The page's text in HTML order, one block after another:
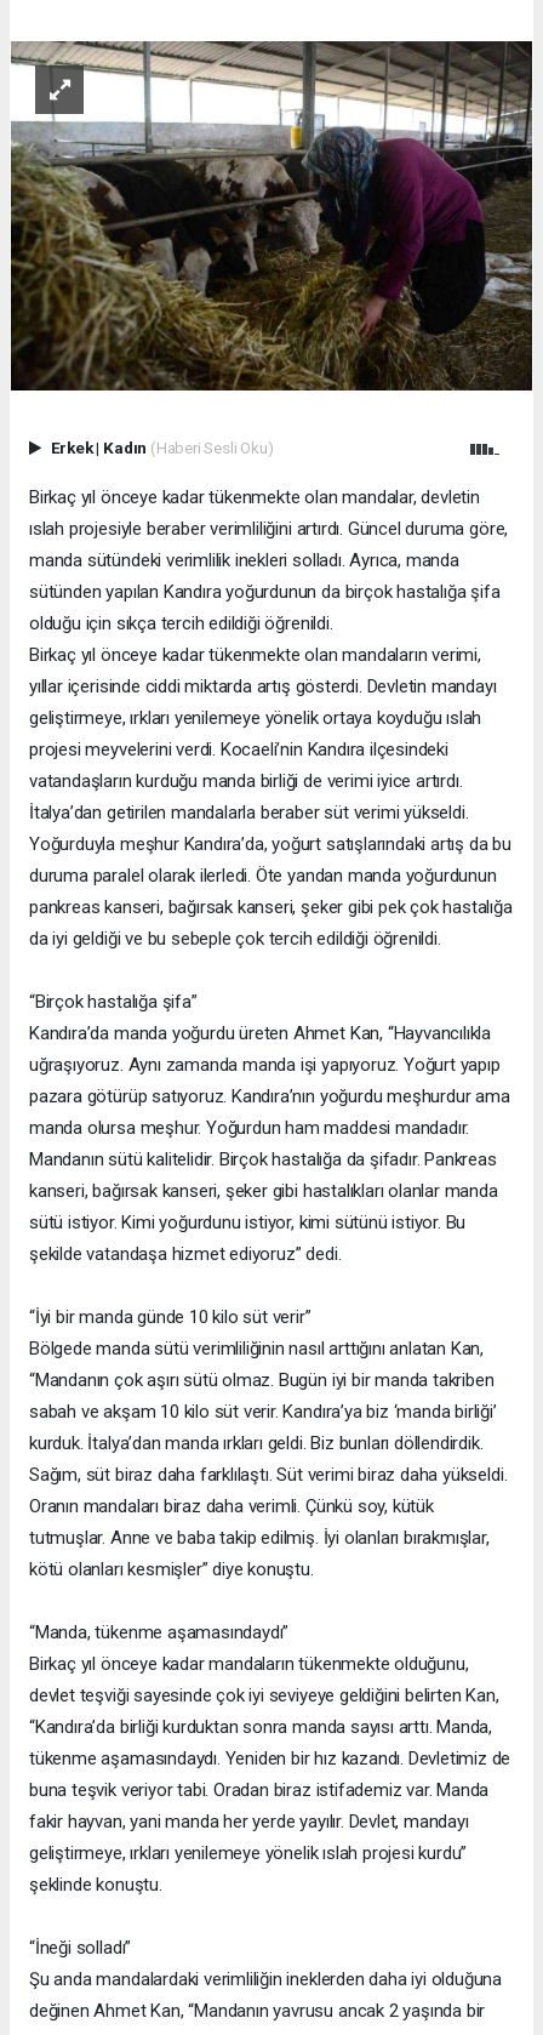
Erkek| Kadın (Haberi Sesli Oku)
Birkaç yıl önceye kadar tükenmekte olan mandalar, devletin
ıslah projesiyle beraber verimliliğini artırdı. Güncel duruma göre,
manda sütündeki verimlilik inekleri solladı. Ayrıca, manda
sütünden yapılan Kandıra yoğurdunun da birçok hastalığa şifa
olduğu için sıkça tercih edildiği öğrenildi.
Birkaç yıl önceye kadar tükenmekte olan mandaların verimi,
yıllar içerisinde ciddi miktarda artış gösterdi. Devletin mandayı
geliştirmeye, ırkları yenilemeye yönelik ortaya koyduğu ıslah
projesi meyvelerini verdi. Kocaeli’nin Kandıra ilçesindeki
vatandaşların kurduğu manda birliği de verimi iyice artırdı.
İtalya’dan getirilen mandalarla beraber süt verimi yükseldi.
Yoğurduyla meşhur Kandıra’da, yoğurt satışlarındaki artış da bu
duruma paralel olarak ilerledi. Öte yandan manda yoğurdunun
pankreas kanseri, bağırsak kanseri, şeker gibi pek çok hastalığa
da iyi geldiği ve bu sebeple çok tercih edildiği öğrenildi.
“Birçok hastalığa şifa”
Kandıra’da manda yoğurdu üreten Ahmet Kan, “Hayvancılıkla
uğraşıyoruz. Aynı zamanda manda işi yapıyoruz. Yoğurt yapıp
pazara götürüp satıyoruz. Kandıra’nın yoğurdu meşhurdur ama
manda olursa meşhur. Yoğurdun ham maddesi mandadır.
Mandanın sütü kalitelidir. Birçok hastalığa da şifadır. Pankreas
kanseri, bağırsak kanseri, şeker gibi hastalıkları olanlar manda
sütü istiyor. Kimi yoğurdunu istiyor, kimi sütünü istiyor. Bu
şekilde vatandaşa hizmet ediyoruz” dedi.
“İyi bir manda günde 10 kilo süt verir”
Bölgede manda sütü verimliliğinin nasıl arttığını anlatan Kan,
“Mandanın çok aşırı sütü olmaz. Bugün iyi bir manda takriben
sabah ve akşam 10 kilo süt verir. Kandıra’ya biz ‘manda birliği’
kurduk. İtalya’dan manda ırkları geldi. Biz bunları döllendirdik.
Sağım, süt biraz daha farklılaştı. Süt verimi biraz daha yükseldi.
Oranın mandaları biraz daha verimli. Çünkü soy, kütük
tutmuşlar. Anne ve baba takip edilmiş. İyi olanları bırakmışlar,
kötü olanları kesmişler” diye konuştu.
“Manda, tükenme aşamasındaydı”
Birkaç yıl önceye kadar mandaların tükenmekte olduğunu,
devlet teşviği sayesinde çok iyi seviyeye geldiğini belirten Kan,
“Kandıra’da birliği kurduktan sonra manda sayısı arttı. Manda,
tükenme aşamasındaydı. Yeniden bir hız kazandı. Devletimiz de
buna teşvik veriyor tabi. Oradan biraz istifademiz var. Manda
fakir hayvan, yani manda her yerde yayılır. Devlet, mandayı
geliştirmeye, ırkları yenilemeye yönelik ıslah projesi kurdu”
şeklinde konuştu.
“İneği solladı”
Şu anda mandalardaki verimliliğin ineklerden daha iyi olduğuna
değinen Ahmet Kan, “Mandanın yavrusu ancak 2 yaşında bir